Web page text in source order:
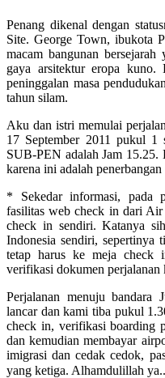
Penang dikenal dengan
Site. George Town, ibukota
macam bangunan
gaya arsitektur eropa kuno.
peninggalan masa
tahun silam.
Aku dan istri memulai
17 September 2011 pukul 1
SUB-PEN adalah Jam
karena ini adalah
* Sekedar informasi, pada
fasilitas web check in dari
check in sendiri. Katanya
Indonesia sendiri, sepertinya
tetap harus ke meja check
verifikasi dokumen
Perjalanan menuju bandara
lancar dan kami tiba pukul
check in, verifikasi boarding
dan kemudian membayar
imigrasi dan cedak cedok,
yang ketiga. Alhamdulillah